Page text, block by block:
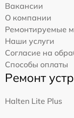
Вакансии
О компании
Ремонтируемые
Наши услуги
Согласие на
Способы оплаты
Ремонт
Halten Lite Plus